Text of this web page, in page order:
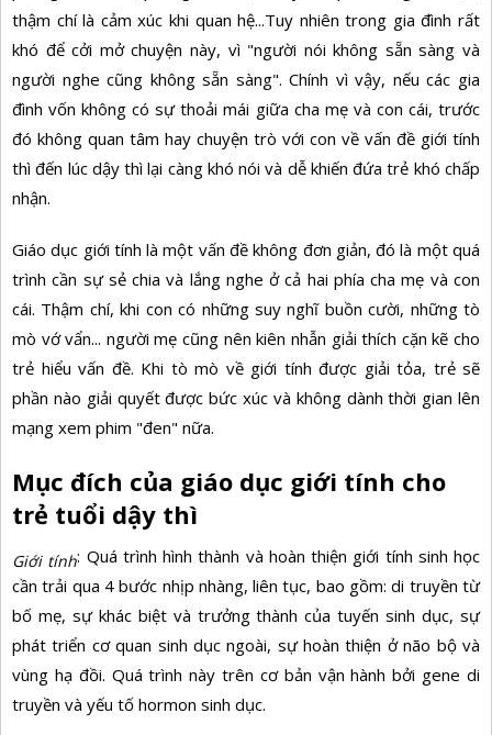
thậm chí là cảm xúc khi quan hệ...Tuy nhiên trong gia đình rất
khó để cởi mở chuyện này, vì "người nói không sẵn sàng và
người nghe cũng không sẵn sàng". Chính vì vậy, nếu các gia
đình vốn không có sự thoải mái giữa cha mẹ và con cái, trước
đó không quan tâm hay chuyện trò với con về vấn đề giới tính
thì đến lúc dậy thì lại càng khó nói và dễ khiến đứa trẻ khó chấp
nhận.
Giáo dục giới tính là một vấn đề không đơn giản, đó là một quá
trình cần sự sẻ chia và lắng nghe ở cả hai phía cha mẹ và con
cái. Thậm chí, khi con có những suy nghĩ buồn cười, những tò
mò vớ vẩn... người mẹ cũng nên kiên nhẫn giải thích cặn kẽ cho
trẻ hiểu vấn đề. Khi tò mò về giới tính được giải tỏa, trẻ sẽ
phần nào giải quyết được bức xúc và không dành thời gian lên
mạng xem phim "đen" nữa.
Mục đích của giáo dục giới tính cho
trẻ tuổi dậy thì
Giới tính: Quá trình hình thành và hoàn thiện giới tính sinh học
cần trải qua 4 bước nhịp nhàng, liên tục, bao gồm: di truyền từ
bố mẹ, sự khác biệt và trưởng thành của tuyến sinh dục, sự
phát triển cơ quan sinh dục ngoài, sự hoàn thiện ở não bộ và
vùng hạ đồi. Quá trình này trên cơ bản vận hành bởi gene di
truyền và yếu tố hormon sinh dục.